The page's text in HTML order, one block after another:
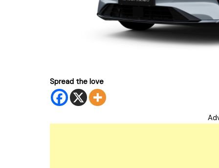
Spread the love